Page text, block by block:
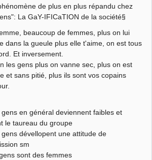
de plus en plus répandu chez
La GaY-IFICaTION de la société§
beaucoup de femmes, plus on lui
dans la gueule plus elle t'aime, on est tous
Et inversement.
les gens plus on vanne sec, plus on est
et sans pitié, plus ils sont vos copains
gens en général deviennent faibles et
le taureau du groupe
gens dévellopent une attitude de
sm
sont des femmes